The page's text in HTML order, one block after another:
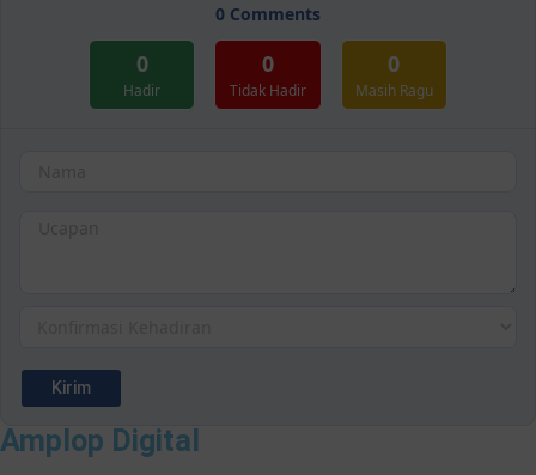
0 Comments
0
Hadir
0
Tidak Hadir
0
Masih Ragu
Amplop Digital